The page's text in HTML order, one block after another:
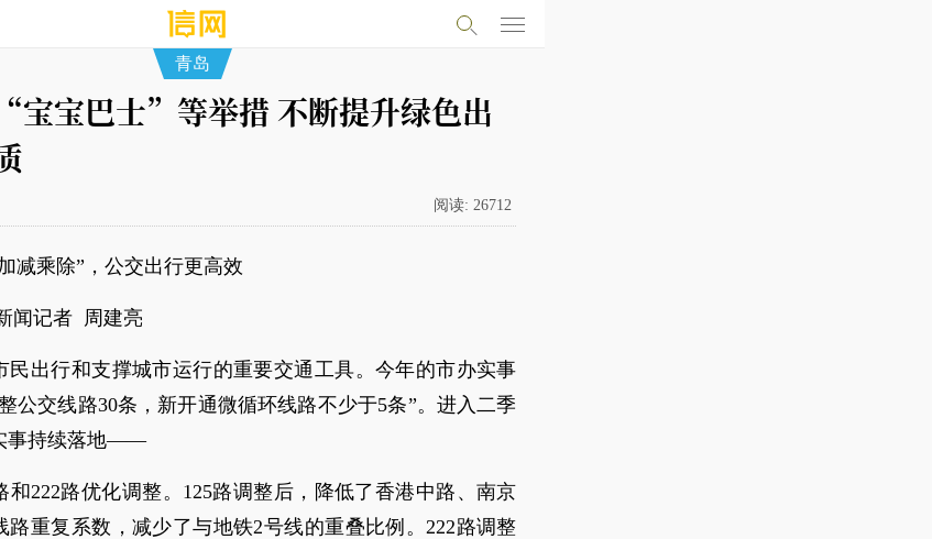
青岛
宝宝巴士”等举措 不断提升绿色出
阅读: 26712
减乘除”，公交出行更高效
闻记者 周建亮
民出行和支撑城市运行的重要交通工具。今年的市办实事
公交线路30条，新开通微循环线路不少于5条”。进入二季
事持续落地——
和222路优化调整。125路调整后，降低了香港中路、南京
路重复系数，减少了与地铁2号线的重叠比例。222路调整